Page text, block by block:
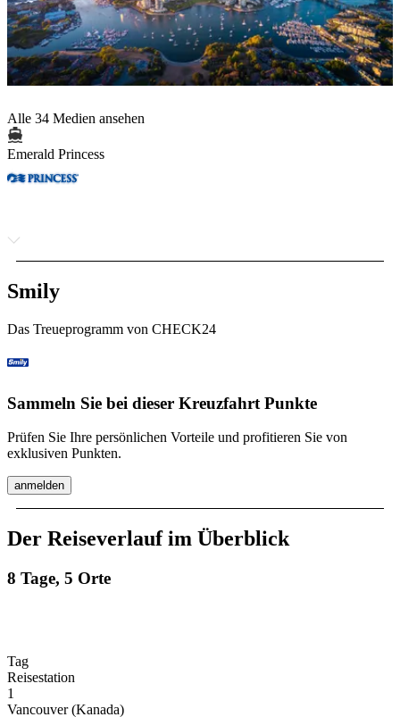
Alle 34 Medien ansehen
Emerald Princess
Smily
Das Treueprogramm von CHECK24
Sammeln Sie bei dieser Kreuzfahrt Punkte
Prüfen Sie Ihre persönlichen Vorteile und profitieren Sie von
exklusiven Punkten.
anmelden
Der Reiseverlauf im Überblick
8 Tage, 5 Orte
Tag
Reisestation
1
Vancouver (Kanada)